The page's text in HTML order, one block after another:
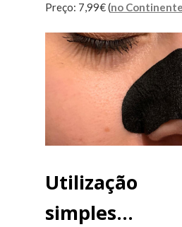
Preço: 7,99€ (no Continente
simples...